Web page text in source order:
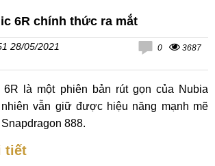
6R chính thức ra mắt
28/05/2021
0 3687
6R là một phiên bản rút gọn của Nubia
nhiên vẫn giữ được hiệu năng mạnh mẽ
888.
tiết